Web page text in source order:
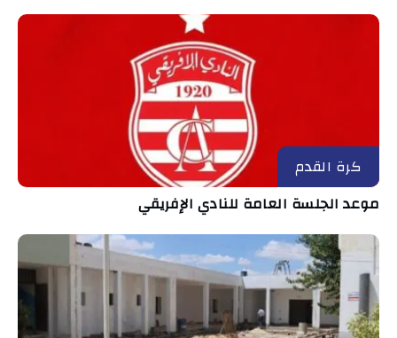
كرة القدم
موعد الجلسة العامة للنادي الإفريقي